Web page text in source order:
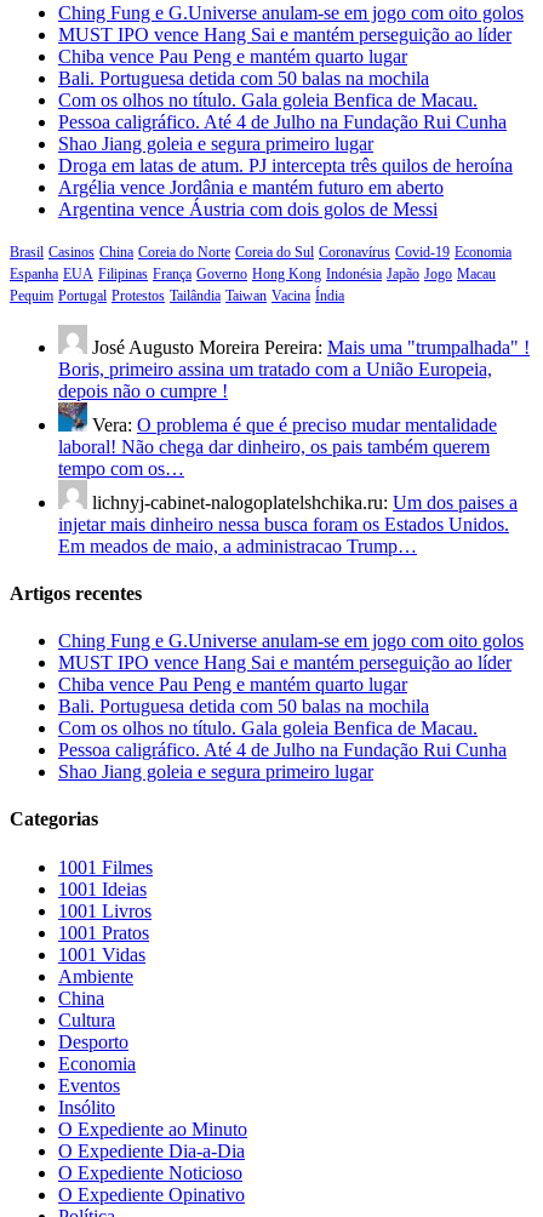
Ching Fung e G.Universe anulam-se em jogo com oito golos
MUST IPO vence Hang Sai e mantém perseguição ao líder
Chiba vence Pau Peng e mantém quarto lugar
Bali. Portuguesa detida com 50 balas na mochila
Com os olhos no título. Gala goleia Benfica de Macau.
Pessoa caligráfico. Até 4 de Julho na Fundação Rui Cunha
Shao Jiang goleia e segura primeiro lugar
Droga em latas de atum. PJ intercepta três quilos de heroína
Argélia vence Jordânia e mantém futuro em aberto
Argentina vence Áustria com dois golos de Messi
Brasil Casinos China Coreia do Norte Coreia do Sul Coronavírus Covid-19 Economia
Espanha EUA Filipinas França Governo Hong Kong Indonésia Japão Jogo Macau
Pequim Portugal Protestos Tailândia Taiwan Vacina Índia
José Augusto Moreira Pereira: Mais uma "trumpalhada" !
Boris, primeiro assina um tratado com a União Europeia,
depois não o cumpre !
Vera: O problema é que é preciso mudar mentalidade
laboral! Não chega dar dinheiro, os pais também querem
tempo com os…
lichnyj-cabinet-nalogoplatelshchika.ru: Um dos paises a
injetar mais dinheiro nessa busca foram os Estados Unidos.
Em meados de maio, a administracao Trump…
Artigos recentes
Ching Fung e G.Universe anulam-se em jogo com oito golos
MUST IPO vence Hang Sai e mantém perseguição ao líder
Chiba vence Pau Peng e mantém quarto lugar
Bali. Portuguesa detida com 50 balas na mochila
Com os olhos no título. Gala goleia Benfica de Macau.
Pessoa caligráfico. Até 4 de Julho na Fundação Rui Cunha
Shao Jiang goleia e segura primeiro lugar
Categorias
1001 Filmes
1001 Ideias
1001 Livros
1001 Pratos
1001 Vidas
Ambiente
China
Cultura
Desporto
Economia
Eventos
Insólito
O Expediente ao Minuto
O Expediente Dia-a-Dia
O Expediente Noticioso
O Expediente Opinativo